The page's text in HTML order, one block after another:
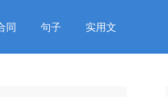
同 句子 实用文